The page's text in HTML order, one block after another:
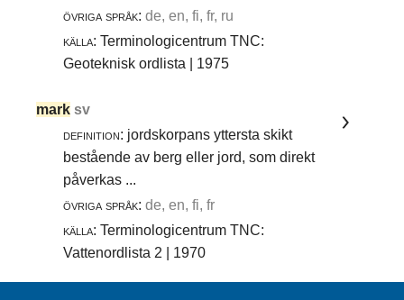
övriga språk: de, en, fi, fr, ru
källa: Terminologicentrum TNC:
Geoteknisk ordlista | 1975
mark sv
definition: jordskorpans yttersta skikt
bestående av berg eller jord, som direkt
påverkas ...
övriga språk: de, en, fi, fr
källa: Terminologicentrum TNC:
Vattenordlista 2 | 1970